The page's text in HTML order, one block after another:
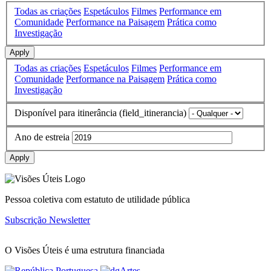
Todas as criações Espetáculos Filmes Performance em
Comunidade Performance na Paisagem Prática como
Investigação
Apply
Todas as criações Espetáculos Filmes Performance em
Comunidade Performance na Paisagem Prática como
Investigação
Disponível para itinerância (field_itinerancia)
Ano de estreia
Apply
Pessoa coletiva com estatuto de utilidade pública
Subscrição Newsletter
O Visões Úteis é uma estrutura financiada